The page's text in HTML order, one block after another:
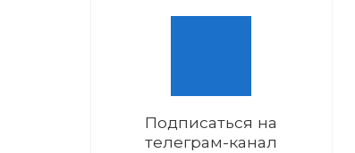
Подписаться на
телеграм-канал